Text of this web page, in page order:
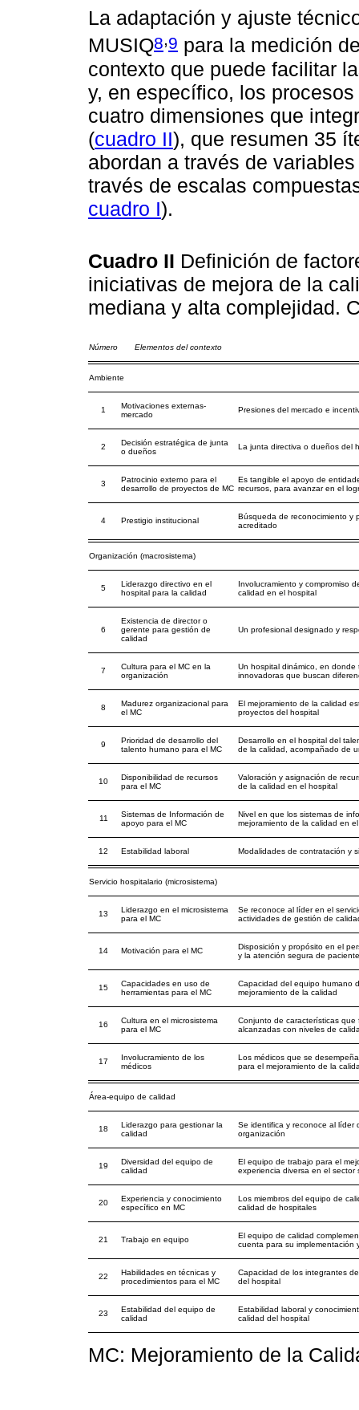
La adaptación y ajuste
MUSIQ8,9 para la medición
contexto que puede facilitar
y, en específico, los
cuatro dimensiones que
(cuadro II), que resumen 35
abordan a través de
través de escalas
cuadro I).
Cuadro II Definición de
iniciativas de mejora de la
mediana y alta complejidad.
Número Elementos del contexto
Ambiente
1
Motivaciones externas-
mercado
Presiones del mercado e
2
Decisión estratégica de junta
o dueños
La junta directiva o dueños del
3
Patrocinio externo para el
desarrollo de proyectos de MC
Es tangible el apoyo de
recursos, para avanzar en el
4 Prestigio institucional
Búsqueda de reconocimiento y
acreditado
Organización (macrosistema)
5
Liderazgo directivo en el
hospital para la calidad
Involucramiento y compromiso
calidad en el hospital
6
Existencia de director o
gerente para gestión de
calidad
Un profesional designado y
7
Cultura para el MC en la
organización
Un hospital dinámico, en
innovadoras que buscan
8
Madurez organizacional para
el MC
El mejoramiento de la calidad
proyectos del hospital
9
Prioridad de desarrollo del
talento humano para el MC
Desarrollo en el hospital del
de la calidad, acompañado de
10
Disponibilidad de recursos
para el MC
Valoración y asignación de
de la calidad en el hospital
11
Sistemas de Información de
apoyo para el MC
Nivel en que los sistemas de
mejoramiento de la calidad en
12 Estabilidad laboral Modalidades de contratación y
Servicio hospitalario (microsistema)
13
Liderazgo en el microsistema
para el MC
Se reconoce al líder en el
actividades de gestión de
14 Motivación para el MC
Disposición y propósito en el
y la atención segura de
15
Capacidades en uso de
herramientas para el MC
Capacidad del equipo humano
mejoramiento de la calidad
16
Cultura en el microsistema
para el MC
Conjunto de características
alcanzadas con niveles de
17
Involucramiento de los
médicos
Los médicos que se
para el mejoramiento de la
Área-equipo de calidad
18
Liderazgo para gestionar la
calidad
Se identifica y reconoce al líder
organización
19
Diversidad del equipo de
calidad
El equipo de trabajo para el
experiencia diversa en el sector
20
Experiencia y conocimiento
específico en MC
Los miembros del equipo de
calidad de hospitales
21 Trabajo en equipo
El equipo de calidad
cuenta para su implementación
22
Habilidades en técnicas y
procedimientos para el MC
Capacidad de los integrantes
del hospital
23
Estabilidad del equipo de
calidad
Estabilidad laboral y
calidad del hospital
MC: Mejoramiento de la